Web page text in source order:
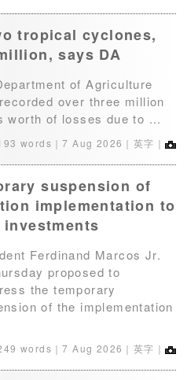
tropical cyclones,
says DA
of Agriculture
over three million
worth of losses due to ...
words｜7 Aug 2026 ｜英字｜
suspension of
implementation to
Ferdinand Marcos Jr.
proposed to
the temporary
of the implementation
words｜7 Aug 2026 ｜英字｜